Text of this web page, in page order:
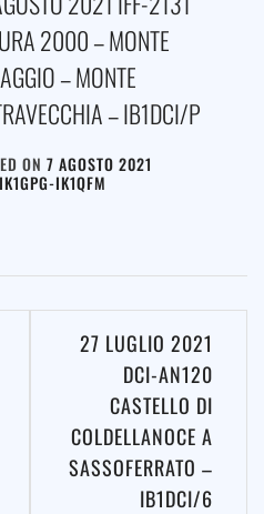
2000 – MONTE
– MONTE
– IB1DCI/P
ON 7 AGOSTO 2021
IK1GPG-IK1QFM
27 LUGLIO 2021
DCI-AN120
CASTELLO DI
COLDELLANOCE A
SASSOFERRATO –
IB1DCI/6